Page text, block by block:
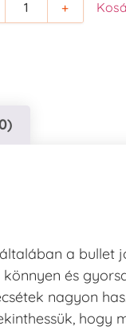
+
a bullet
és
nagyon